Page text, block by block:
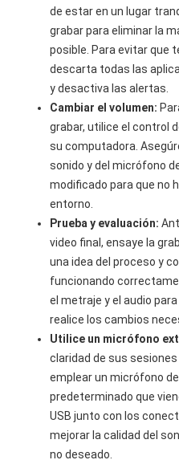
de estar en un lugar
grabar para eliminar la
posible. Para evitar que
descarta todas las
y desactiva las alertas.
Cambiar el volumen:
grabar, utilice el control
su computadora.
sonido y del micrófono
modificado para que no
entorno.
Prueba y evaluación:
video final, ensaye la
una idea del proceso y
funcionando
el metraje y el audio
realice los cambios
Utilice un micrófono
claridad de sus
emplear un micrófono
predeterminado que
USB junto con los
mejorar la calidad del
no deseado.